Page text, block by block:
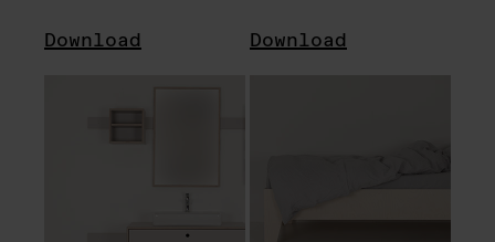
Download Download